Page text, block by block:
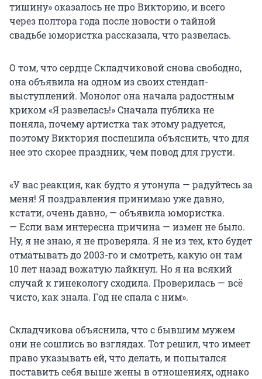
тишину» оказалось не про Викторию, и всего
через полтора года после новости о тайной
свадьбе юмористка рассказала, что развелась.
О том, что сердце Складчиковой снова свободно,
она объявила на одном из своих стендап-
выступлений. Монолог она начала радостным
криком «Я развелась!» Сначала публика не
поняла, почему артистка так этому радуется,
поэтому Виктория поспешила объяснить, что для
нее это скорее праздник, чем повод для грусти.
«У вас реакция, как будто я утонула — радуйтесь за
меня! Я поздравления принимаю уже давно,
кстати, очень давно, — объявила юмористка.
— Если вам интересна причина — измен не было.
Ну, я не знаю, я не проверяла. Я не из тех, кто будет
отматывать до 2003-го и смотреть, какую он там
10 лет назад вожатую лайкнул. Но я на всякий
случай к гинекологу сходила. Проверилась — всё
чисто, как знала. Год не спала с ним».
Складчикова объяснила, что с бывшим мужем
они не сошлись во взглядах. Тот решил, что имеет
право указывать ей, что делать, и попытался
поставить себя выше жены в отношениях, однако